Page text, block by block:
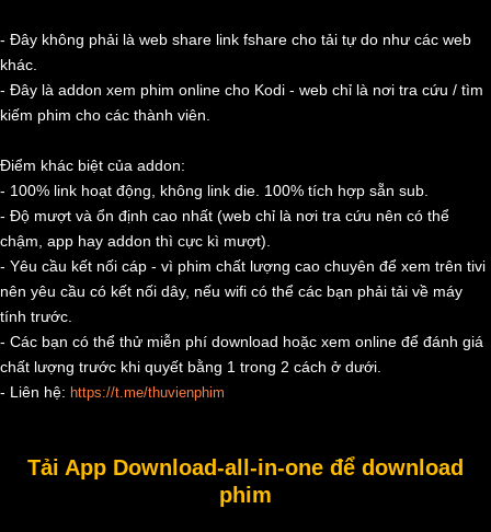
- Đây không phải là web share link fshare cho tải tự do như các web
khác.
- Đây là addon xem phim online cho Kodi - web chỉ là nơi tra cứu / tìm
kiếm phim cho các thành viên.
Điểm khác biệt của addon:
- 100% link hoạt động, không link die. 100% tích hợp sẵn sub.
- Độ mượt và ổn định cao nhất (web chỉ là nơi tra cứu nên có thể
chậm, app hay addon thì cực kì mượt).
- Yêu cầu kết nối cáp - vì phim chất lượng cao chuyên để xem trên tivi
nên yêu cầu có kết nối dây, nếu wifi có thể các bạn phải tải về máy
tính trước.
- Các bạn có thể thử miễn phí download hoặc xem online để đánh giá
chất lượng trước khi quyết bằng 1 trong 2 cách ở dưới.
- Liên hệ: https://t.me/thuvienphim
Tải App Download-all-in-one để download
phim